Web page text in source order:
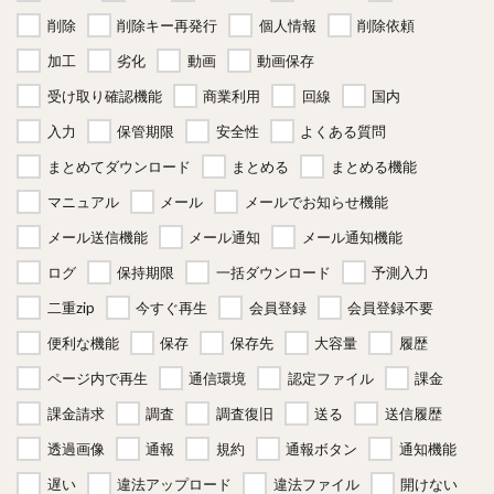
削除
削除キー再発行 個人情報
削除依頼
加工
劣化 動画
動画保存
受け取り確認機能
商業利用 回線
国内
入力
保管期限 安全性
よくある質問
まとめてダウンロード
まとめる
まとめる機能
マニュアル
メール
メールでお知らせ機能
メール送信機能
メール通知
メール通知機能
ログ
保持期限 一括ダウンロード
予測入力
二重zip
今すぐ再生 会員登録
会員登録不要
便利な機能
保存 保存先 大容量
履歴
ページ内で再生
通信環境 認定ファイル
課金
課金請求
調査 調査復旧 送る
送信履歴
透過画像
通報 規約 通報ボタン
通知機能
遅い
違法アップロード 違法ファイル
開けない